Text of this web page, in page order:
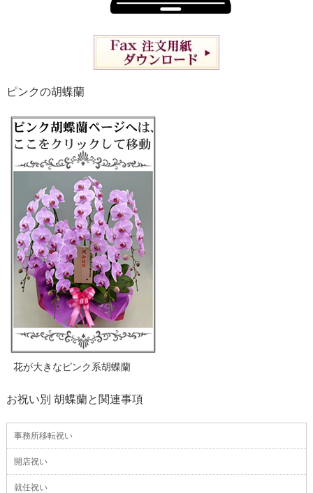
ピンクの胡蝶蘭
花が大きなピンク系胡蝶蘭
お祝い別 胡蝶蘭と関連事項
事務所移転祝い
開店祝い
就任祝い